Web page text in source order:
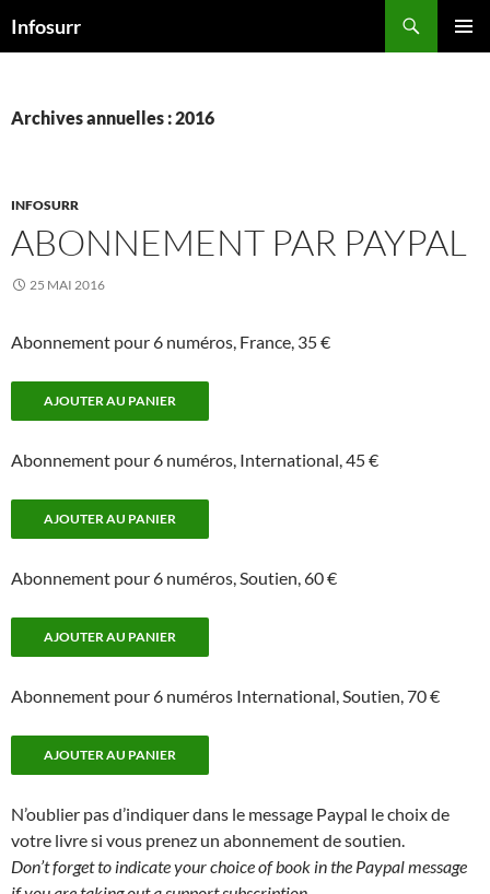
auInfosurr
Archives annuelles : 2016
INFOSURR
ABONNEMENT PAR PAYPAL
25 MAI 2016
Abonnement pour 6 numéros, France, 35 €
Abonnement pour 6 numéros, International, 45 €
Abonnement pour 6 numéros, Soutien, 60 €
Abonnement pour 6 numéros International, Soutien, 70 €
N’oublier pas d’indiquer dans le message Paypal le choix de
votre livre si vous prenez un abonnement de soutien.
Don’t forget to indicate your choice of book in the Paypal message